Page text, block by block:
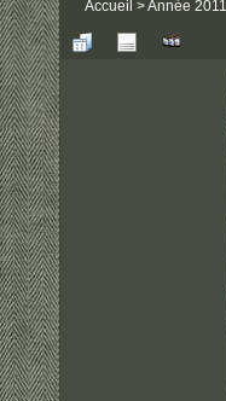
Accueil >Année 2011